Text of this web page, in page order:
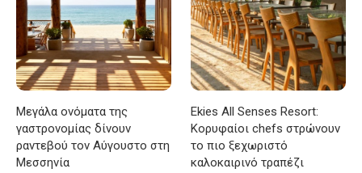
Μεγάλα ονόματα της
γαστρονομίας δίνουν
ραντεβού τον Αύγουστο στη
Μεσσηνία
Ekies All Senses Resort:
Κορυφαίοι chefs στρώνουν
το πιο ξεχωριστό
καλοκαιρινό τραπέζι